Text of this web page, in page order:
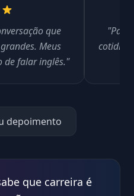
que
Meus
de falar inglês."
depoimento
que carreira é